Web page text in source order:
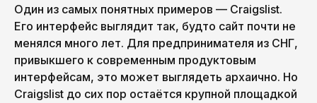
Один из самых понятных примеров — Craigslist.
Его интерфейс выглядит так, будто сайт почти не
менялся много лет. Для предпринимателя из СНГ,
привыкшего к современным продуктовым
интерфейсам, это может выглядеть архаично. Но
Craigslist до сих пор остаётся крупной площадкой